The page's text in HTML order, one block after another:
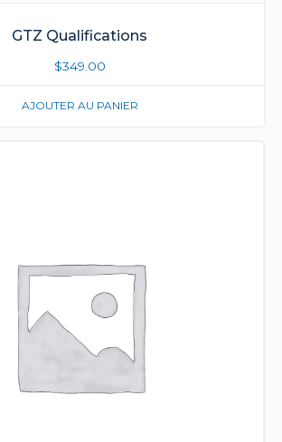
GTZ Qualifications
$349.00
AJOUTER AU PANIER